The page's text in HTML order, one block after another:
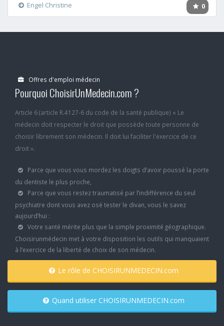
0
Engel Christine
Offres d'emploi médecin
Pourquoi ChoisirUnMedecin.com ?
Article 6 (article R.4127-6 du code de la santé publique) « Le
médecin doit respecter le droit que possède toute personne de
choisir librement son médecin. Il doit lui faciliter l'exercice de ce
droit ».
Parce que vous vous mordez les doigts d’avoir poussé la porte
du dentiste le plus proche,
Parce que vous restez traumatisé par l’indifférence du seul
psychiatre dont vous avez osé tester le divan, vous le savez
aujourd’hui :
Votre santé mérite plus que la simple proximité géographique.
Choisirunmédecin met à votre disposition les outils qui manquaient
à l’exercice de la liberté de choix de son médecin.
Le rôle de CHOISIRUNMEDECIN.com
Quand utiliser CHOISIRUNMEDECIN.com